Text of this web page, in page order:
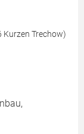
Kurzen Trechow)